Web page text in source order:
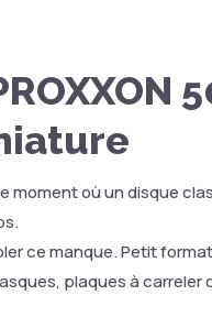
moment où un disque
ce manque. Petit
plaques à carreler